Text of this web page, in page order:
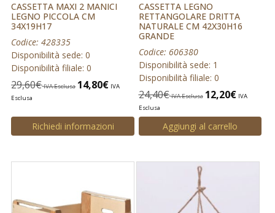
CASSETTA MAXI 2 MANICI
LEGNO PICCOLA CM
34X19H17
Codice: 428335
Disponibilità sede: 0
Disponibilità filiale: 0
29,60€ IVA Esclusa 14,80€ IVA
Esclusa
Richiedi informazioni
CASSETTA LEGNO
RETTANGOLARE DRITTA
NATURALE CM 42X30H16
GRANDE
Codice: 606380
Disponibilità sede: 1
Disponibilità filiale: 0
24,40€ IVA Esclusa 12,20€ IVA
Esclusa
Aggiungi al carrello